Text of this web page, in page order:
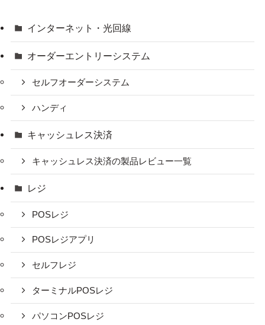
インターネット・光回線
オーダーエントリーシステム
セルフオーダーシステム
ハンディ
キャッシュレス決済
キャッシュレス決済の製品レビュー一覧
レジ
POSレジ
POSレジアプリ
セルフレジ
ターミナルPOSレジ
パソコンPOSレジ